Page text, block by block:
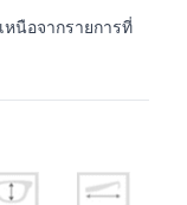
นือจากรายการที่